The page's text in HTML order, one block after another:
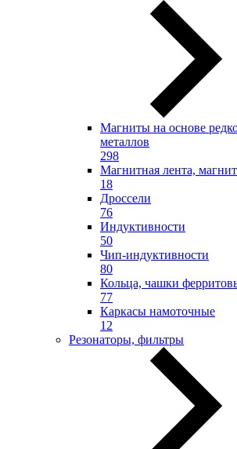
Магниты на основе
металлов
298
Магнитная лента,
18
Дроссели
76
Индуктивности
50
Чип-индуктивности
80
Кольца, чашки
77
Каркасы намоточные
12
Резонаторы, фильтры